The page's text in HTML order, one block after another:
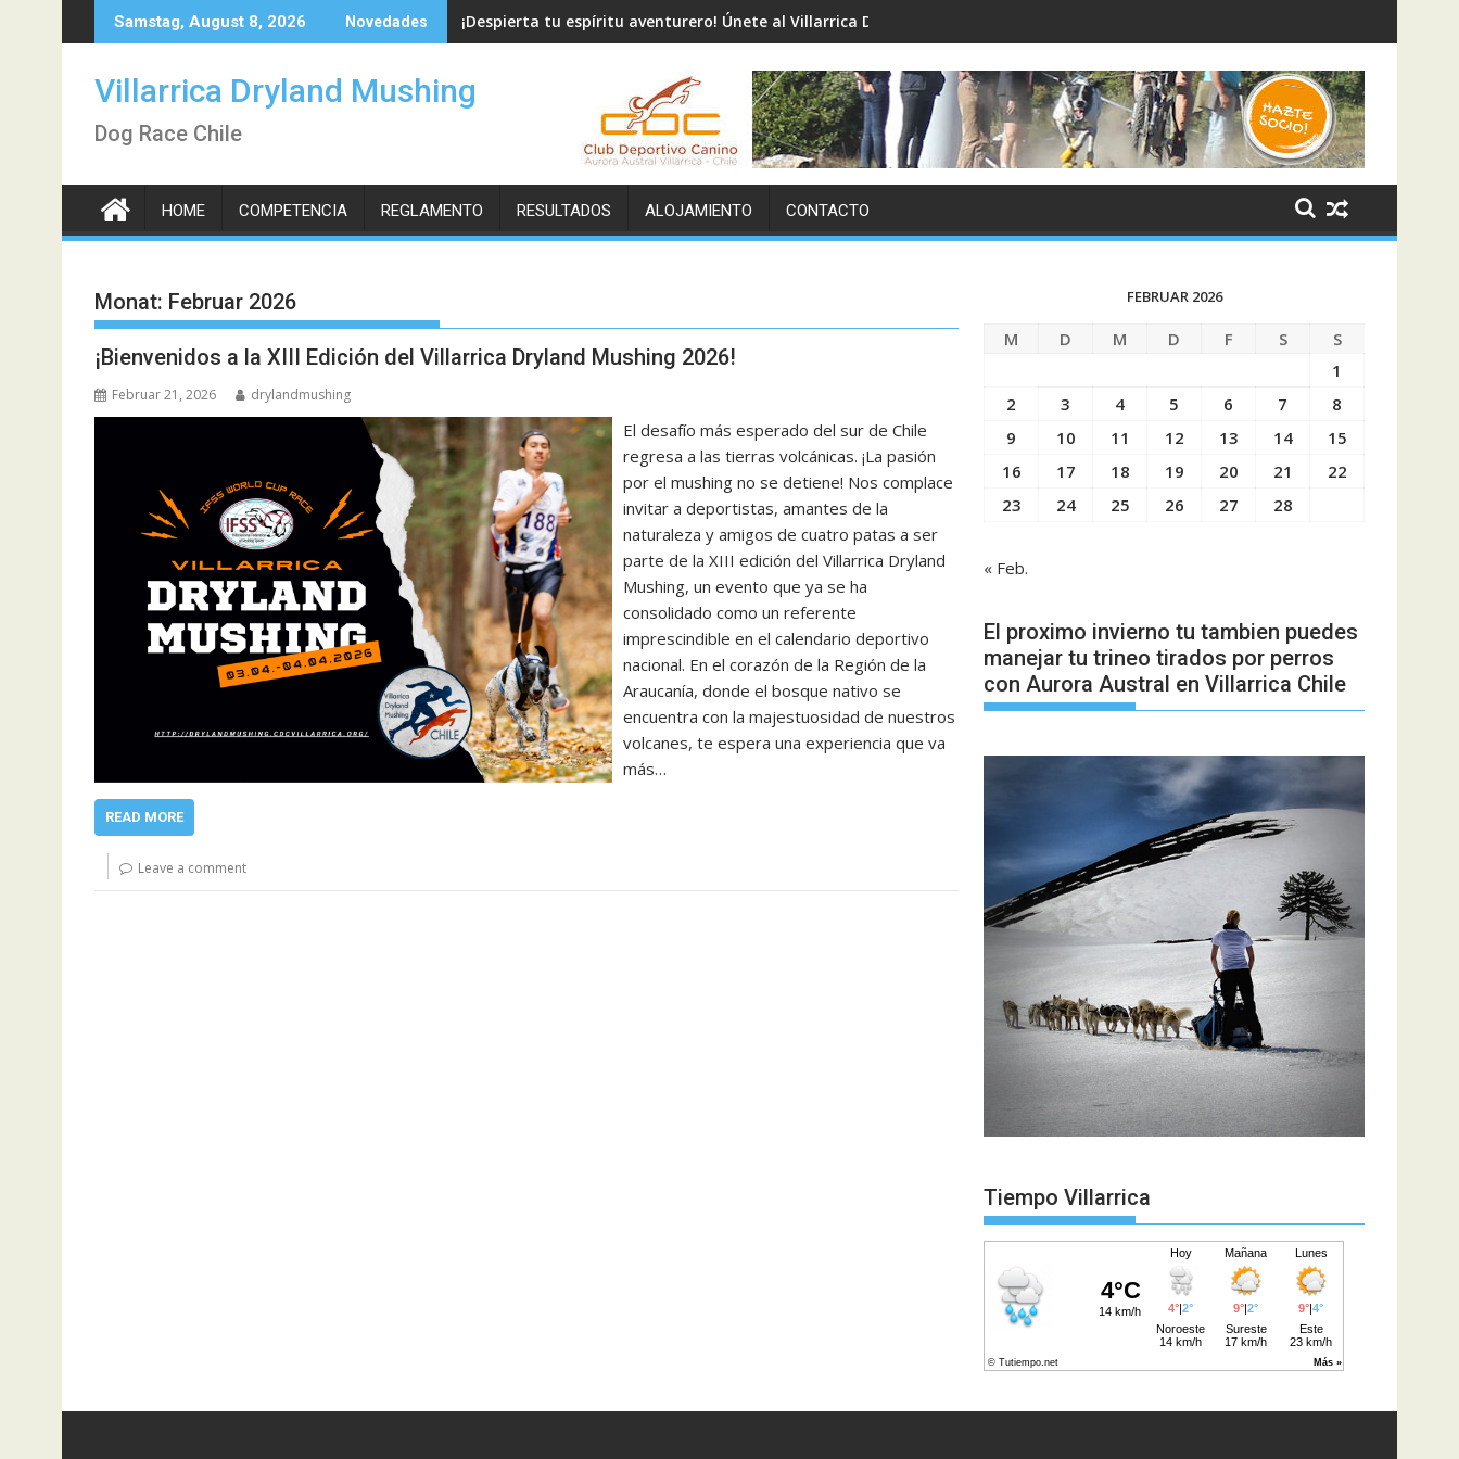
to
Samstag, August 8, 2026 Novedades ¡Despierta tu espíritu aventurero! Únete al Villarrica Dryland Mushing 2025 - XII Edición
Villarrica Dryland Mushing
Dog Race Chile
HOME COMPETENCIA REGLAMENTO RESULTADOS ALOJAMIENTO CONTACTO
Monat: Februar 2026
¡Bienvenidos a la XIII Edición del Villarrica Dryland Mushing 2026!
Februar 21, 2026 drylandmushing
El desafío más esperado del sur de Chile
regresa a las tierras volcánicas. ¡La pasión
por el mushing no se detiene! Nos complace
invitar a deportistas, amantes de la
naturaleza y amigos de cuatro patas a ser
parte de la XIII edición del Villarrica Dryland
Mushing, un evento que ya se ha
consolidado como un referente
imprescindible en el calendario deportivo
nacional. En el corazón de la Región de la
Araucanía, donde el bosque nativo se
encuentra con la majestuosidad de nuestros
volcanes, te espera una experiencia que va
más…
READ MORE
Leave a comment
FEBRUAR 2026
M D M D F S
S
1
2
3 4 5 6 7
8
9
10 11 12 13 14
15
16
17 18 19 20 21
22
23
24 25 26 27 28
« Feb.
El proximo invierno tu tambien puedes
manejar tu trineo tirados por perros
con Aurora Austral en Villarrica Chile
Tiempo Villarrica